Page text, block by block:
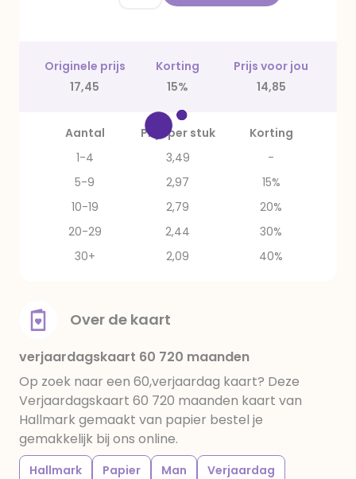
Originele prijs Korting
Prijs voor jou
17,45
15% 14,85
Aantal Prijs per stuk
Korting
1-4
3,49
-
5-9
2,97
15%
10-19
2,79
20%
20-29
2,44
30%
30+
2,09 40%
Over de kaart
verjaardagskaart 60 720 maanden
Op zoek naar een 60,verjaardag kaart? Deze
Verjaardagskaart 60 720 maanden kaart van
Hallmark gemaakt van papier bestel je
gemakkelijk bij ons online.
Hallmark Papier Man Verjaardag